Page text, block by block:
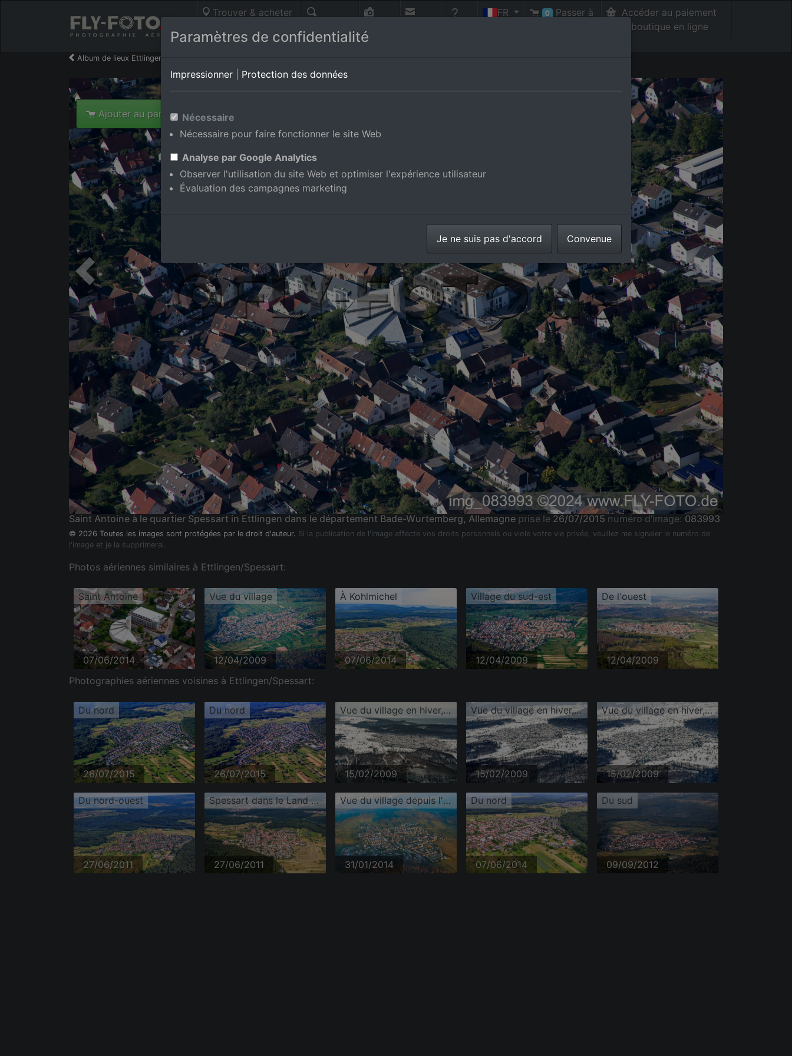
Trouver & acheter
vol
FR 0
Passer à
Accéder au paiement
de la boutique en ligne
Album de lieux Ettlingen/Spessart
Ajouter au panier int.
Saint Antoine à le quartier Spessart in Ettlingen dans le département Bade-Wurtemberg, Allemagne prise le 26/07/2015 numéro d'image: 083993
© 2026 Toutes les images sont protégées par le droit d'auteur. Si la publication de l'image affecte vos droits personnels ou viole votre vie privée, veuillez me signaler le numéro de
l'image et je la supprimerai.
Photos aériennes similaires à Ettlingen/Spessart:
Saint Antoine
07/06/2014
Vue du village
12/04/2009
À Kohlmichel
07/06/2014
Village du sud-est
12/04/2009
De l'ouest
12/04/2009
Photographies aériennes voisines à Ettlingen/Spessart:
Du nord
26/07/2015
Du nord
26/07/2015
Vue du village en hiver, sous la neige venant de l'est
15/02/2009
Vue du village en hiver, sous la neige venue du nord
15/02/2009
Vue du village en hiver, sous la neige venue du nord
15/02/2009
Du nord-ouest
27/06/2011
Spessart dans le Land de Bade-Wurtemberg
27/06/2011
Vue du village depuis l'ouest
31/01/2014
Du nord
07/06/2014
Du sud
09/09/2012
Paramètres de confidentialité
Impressionner Protection des données
Nécessaire
Nécessaire pour faire fonctionner le site Web
Analyse par Google Analytics
Observer l'utilisation du site Web et optimiser l'expérience utilisateur
Évaluation des campagnes marketing
Je ne suis pas d'accord Convenue